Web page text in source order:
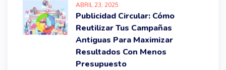
ABRIL23, 2025
Publicidad Circular: Cómo
Reutilizar Tus Campañas
Antiguas Para Maximizar
Resultados Con Menos
Presupuesto